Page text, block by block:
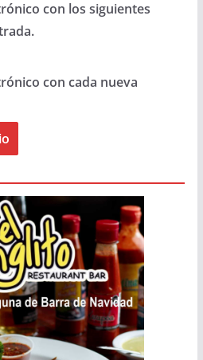
con los siguientes
con cada nueva